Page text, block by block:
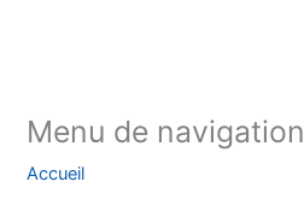
Menu de navigation
Accueil